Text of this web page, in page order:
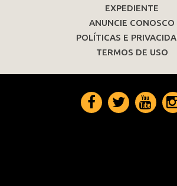
EXPEDIENTE
ANUNCIE CONOSCO
POLÍTICAS E
TERMOS DE USO